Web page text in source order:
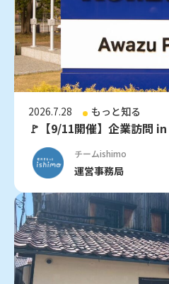
2026.7.28 もっと知る
🚩【9/11開催】企業訪問
チームishimo
運営事務局